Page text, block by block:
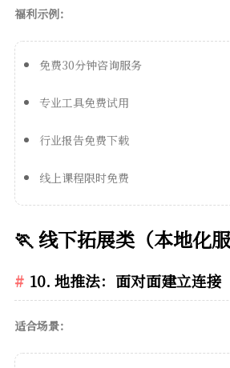
福利示例：
免费30分钟咨询服务
专业工具免费试用
行业报告免费下载
线上课程限时免费
🏃 线下拓展类（本地化服
10. 地推法：面对面建立连接
适合场景：